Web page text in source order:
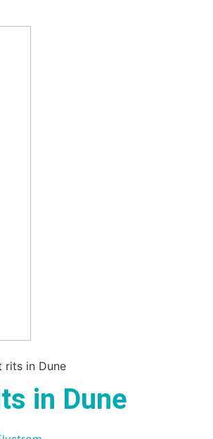
rits in Dune
in Dune